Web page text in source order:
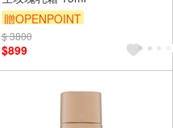
贈OPENPOINT
訂單滿 2000 元折抵 100元
（運費不算在 2000 元的範圍
內）
$ 3800
$899